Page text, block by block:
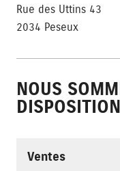
Rue des Uttins 43
2034 Peseux
NOUS
DISPOSITION
Ventes